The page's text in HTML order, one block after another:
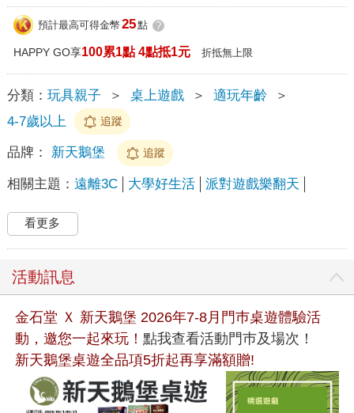
預計最高可得金幣 25點 ?
HAPPY GO享100累1點 4點抵1元 折抵無上限
分類： 玩具親子 ＞ 桌上遊戲 ＞ 適玩年齡
＞
4-7歲以上
追蹤
品牌： 新天鵝堡 追蹤
相關主題： 遠離3C 大學好生活 派對遊戲樂翻天
看更多
活動訊息
金石堂 Ｘ 新天鵝堡 2026年7-8月門巿桌遊體驗活
動，邀您一起來玩！ 點我查看活動門巿及場次！
新天鵝堡桌遊全品項5折起再享滿額贈!